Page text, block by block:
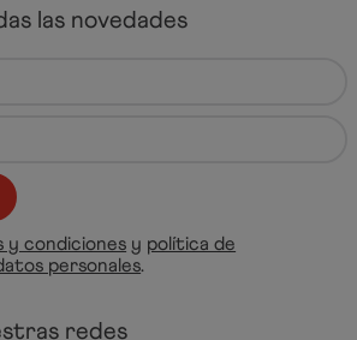
las novedades
y condiciones y política de
personales.
redes